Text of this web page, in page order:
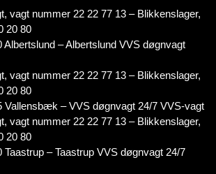
vagt nummer 22 22 77 13 – Blikkenslager,
20 80
Albertslund – Albertslund VVS døgnvagt
vagt nummer 22 22 77 13 – Blikkenslager,
20 80
Vallensbæk – VVS døgnvagt 24/7 VVS-vagt
vagt nummer 22 22 77 13 – Blikkenslager,
20 80
Taastrup – Taastrup VVS døgnvagt 24/7